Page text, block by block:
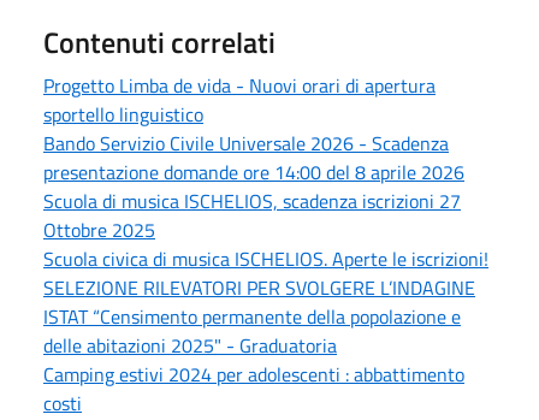
Contenuti correlati
Progetto Limba de vida - Nuovi orari di apertura
sportello linguistico
Bando Servizio Civile Universale 2026 - Scadenza
presentazione domande ore 14:00 del 8 aprile 2026
Scuola di musica ISCHELIOS, scadenza iscrizioni 27
Ottobre 2025
Scuola civica di musica ISCHELIOS. Aperte le iscrizioni!
SELEZIONE RILEVATORI PER SVOLGERE L’INDAGINE
ISTAT “Censimento permanente della popolazione e
delle abitazioni 2025" - Graduatoria
Camping estivi 2024 per adolescenti : abbattimento
costi